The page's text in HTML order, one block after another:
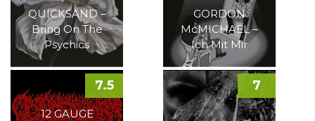
QUICKSAND –
Bring On The
Psychics
GORDON
McMICHAEL –
Ich Mit Mir
12 GAUGE
7.5 7